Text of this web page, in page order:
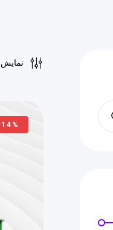
نمایش
14%تخفیف